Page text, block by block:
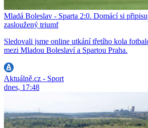
Mladá Boleslav - Sparta 2:0. Domácí si
zasloužený triumf
Sledovali jsme online utkání třetího kola
mezi Mladou Boleslaví a Spartou Praha.
Aktuálně.cz - Sport
dnes, 17:48